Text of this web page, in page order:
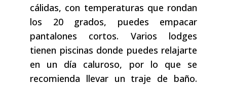
cálidas, con temperaturas que rondan
los 20 grados, puedes empacar
pantalones cortos. Varios lodges
tienen piscinas donde puedes relajarte
en un día caluroso, por lo que se
recomienda llevar un traje de baño.